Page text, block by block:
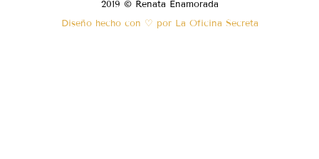
2019 © Renata Enamorada
Diseño hecho con ♡ por La Oficina Secreta